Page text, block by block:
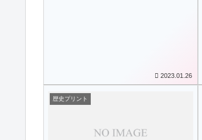
2023.01.26
歴史プリント